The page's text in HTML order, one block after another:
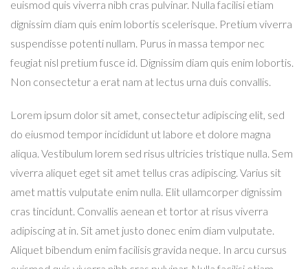
euismod quis viverra nibh cras pulvinar. Nulla facilisi etiam
dignissim diam quis enim lobortis scelerisque. Pretium viverra
suspendisse potenti nullam. Purus in massa tempor nec
feugiat nisl pretium fusce id. Dignissim diam quis enim lobortis.
Non consectetur a erat nam at lectus urna duis convallis.
Lorem ipsum dolor sit amet, consectetur adipiscing elit, sed
do eiusmod tempor incididunt ut labore et dolore magna
aliqua. Vestibulum lorem sed risus ultricies tristique nulla. Sem
viverra aliquet eget sit amet tellus cras adipiscing. Varius sit
amet mattis vulputate enim nulla. Elit ullamcorper dignissim
cras tincidunt. Convallis aenean et tortor at risus viverra
adipiscing at in. Sit amet justo donec enim diam vulputate.
Aliquet bibendum enim facilisis gravida neque. In arcu cursus